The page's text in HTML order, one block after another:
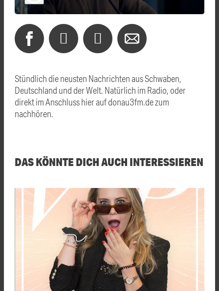
Stündlich die neusten Nachrichten aus Schwaben,
Deutschland und der Welt. Natürlich im Radio, oder
direkt im Anschluss hier auf donau3fm.de zum
nachhören.
DAS KÖNNTE DICH AUCH INTERESSIEREN